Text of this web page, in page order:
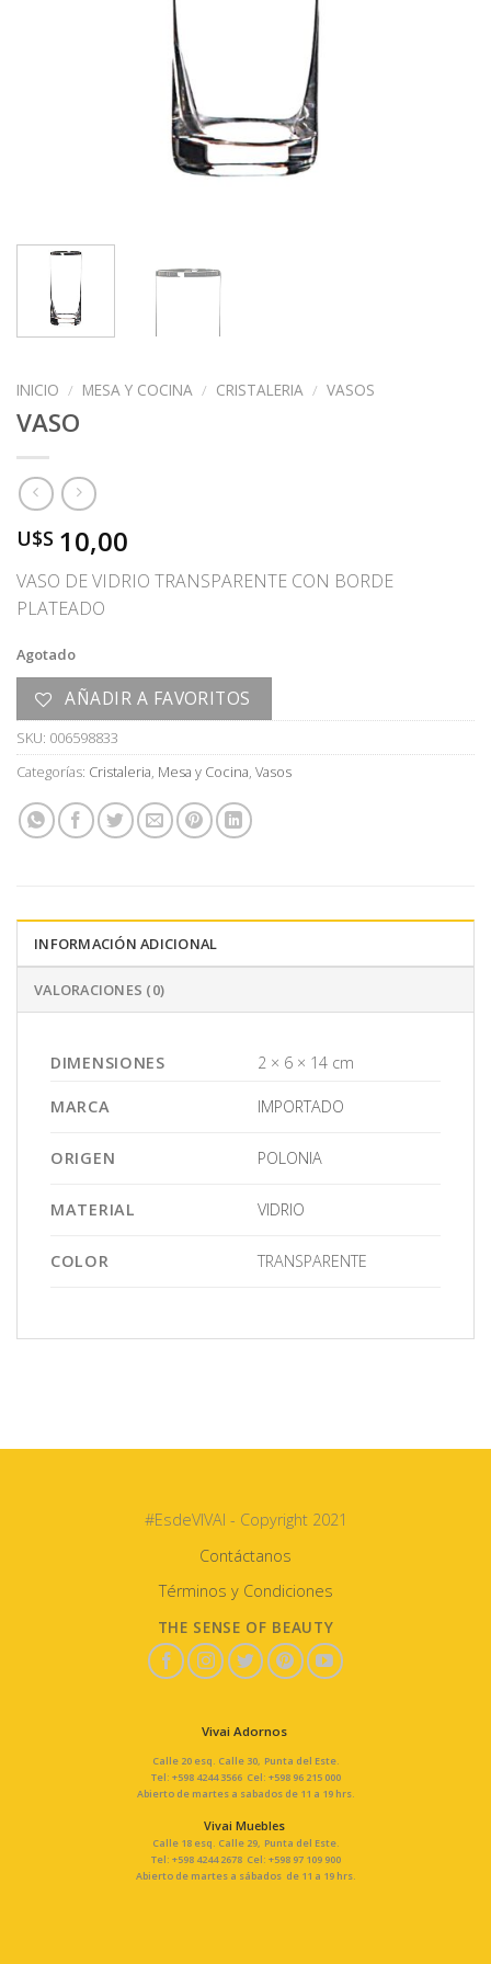
INICIO / MESA Y COCINA / CRISTALERIA / VASOS
VASO
U$S 10,00
VASO DE VIDRIO TRANSPARENTE CON BORDE
PLATEADO
Agotado
AÑADIR A FAVORITOS
SKU: 006598833
Categorías: Cristaleria, Mesa y Cocina, Vasos
INFORMACIÓN ADICIONAL
VALORACIONES (0)
DIMENSIONES 2 × 6 × 14 cm
MARCA IMPORTADO
ORIGEN POLONIA
MATERIAL VIDRIO
COLOR TRANSPARENTE
#EsdeVIVAI - Copyright 2021
Contáctanos
Términos y Condiciones
THE SENSE OF BEAUTY
Vivai Adornos
Calle 20 esq. Calle 30, Punta del Este.
Tel: +598 4244 3566 Cel: +598 96 215 000
Abierto de martes a sabados de 11 a 19 hrs.
Vivai Muebles
Calle 18 esq. Calle 29, Punta del Este.
Tel: +598 4244 2678 Cel: +598 97 109 900
Abierto de martes a sábados de 11 a 19 hrs.